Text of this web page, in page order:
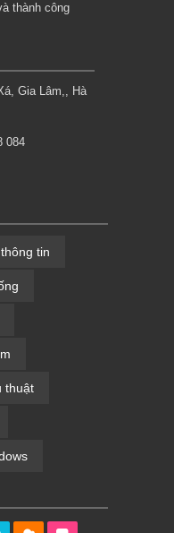
thành công
Gia Lâm,, Hà
084
tin
thuật